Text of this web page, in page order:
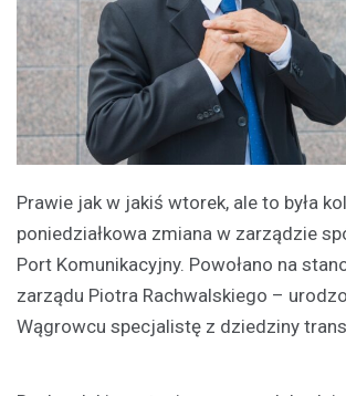
Prawie jak w jakiś wtorek, ale to była
poniedziałkowa zmiana w zarządzie
Port Komunikacyjny. Powołano na
zarządu Piotra Rachwalskiego –
Wągrowcu specjalistę z dziedziny